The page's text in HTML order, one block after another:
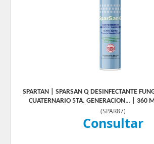
SPARTAN | SPARSAN Q DESINFECTANTE
CUATERNARIO 5TA. GENERACION… | 360
(SPAR87)
Consultar